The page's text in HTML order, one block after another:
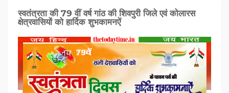
स्वतंत्रता की 79 वीं वर्ष गांठ की शिवपुरी जिले एवं कोलारस
क्षेत्रवासियों को हार्दिक शुभकामनऐं